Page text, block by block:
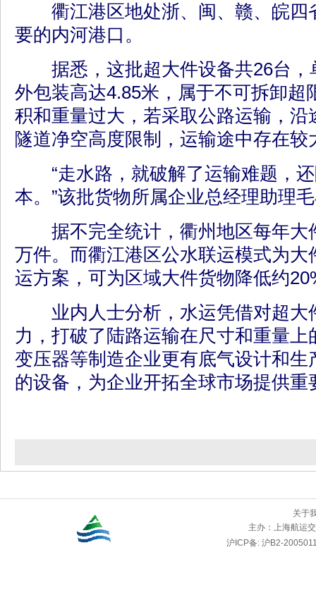
衢江港区地处浙、闽、赣、皖四
要的内河港口。
据悉，这批超大件设备共26台，
外包装高达4.85米，属于不可拆卸超
积和重量过大，若采取公路运输，沿
隧道净空高度限制，运输途中存在较
“走水路，就破解了运输难题，还
本。”该批货物所属企业总经理助理
据不完全统计，衢州地区每年大
万件。而衢江港区公水联运模式为大
运方案，可为区域大件货物降低约
业内人士分析，水运凭借对超大
力，打破了陆路运输在尺寸和重量
变压器等制造企业更有底气设计和生
的设备，为企业开拓全球市场提供重
关于
主办： 上海航运
沪ICP备: 沪B2-